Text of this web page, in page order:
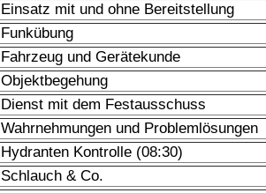
Einsatz mit und ohne Bereitstellung
Funkübung
Fahrzeug und Gerätekunde
Objektbegehung
Dienst mit dem Festausschuss
Wahrnehmungen und Problemlösungen
Hydranten Kontrolle (08:30)
Schlauch & Co.